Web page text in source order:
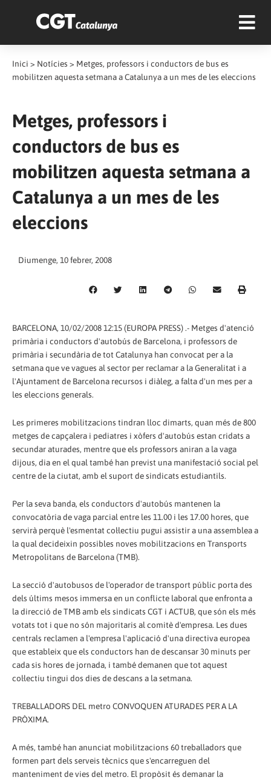
Inici > Notícies > Metges, professors i conductors de bus es
mobilitzen aquesta setmana a Catalunya a un mes de les eleccions
Metges, professors i
conductors de bus es
mobilitzen aquesta setmana a
Catalunya a un mes de les
eleccions
Diumenge, 10 febrer, 2008
BARCELONA, 10/02/2008 12:15 (EUROPA PRESS) .- Metges d'atenció
primària i conductors d'autobús de Barcelona, i professors de
primària i secundària de tot Catalunya han convocat per a la
setmana que ve vagues al sector per reclamar a la Generalitat i a
l'Ajuntament de Barcelona recursos i diàleg, a falta d'un mes per a
les eleccions generals.
Les primeres mobilitzacions tindran lloc dimarts, quan més de 800
metges de capçalera i pediatres i xòfers d'autobús estan cridats a
secundar aturades, mentre que els professors aniran a la vaga
dijous, dia en el qual també han previst una manifestació social pel
centre de la ciutat, amb el suport de sindicats estudiantils.
Per la seva banda, els conductors d'autobús mantenen la
convocatòria de vaga parcial entre les 11.00 i les 17.00 hores, que
servirà perquè l'esmentat col·lectiu pugui assistir a una assemblea a
la qual decideixin possibles noves mobilitzacions en Transports
Metropolitans de Barcelona (TMB).
La secció d'autobusos de l'operador de transport públic porta des
dels últims mesos immersa en un conflicte laboral que enfronta a
la direcció de TMB amb els sindicats CGT i ACTUB, que són els més
votats tot i que no són majoritaris al comitè d'empresa. Les dues
centrals reclamen a l'empresa l'aplicació d'una directiva europea
que estableix que els conductors han de descansar 30 minuts per
cada sis hores de jornada, i també demanen que tot aquest
col·lectiu tingui dos dies de descans a la setmana.
TREBALLADORS DEL metro CONVOQUEN ATURADES PER A LA
PRÒXIMA.
A més, també han anunciat mobilitzacions 60 treballadors que
formen part dels serveis tècnics que s'encarreguen del
manteniment de vies del metro. El propòsit és demanar la